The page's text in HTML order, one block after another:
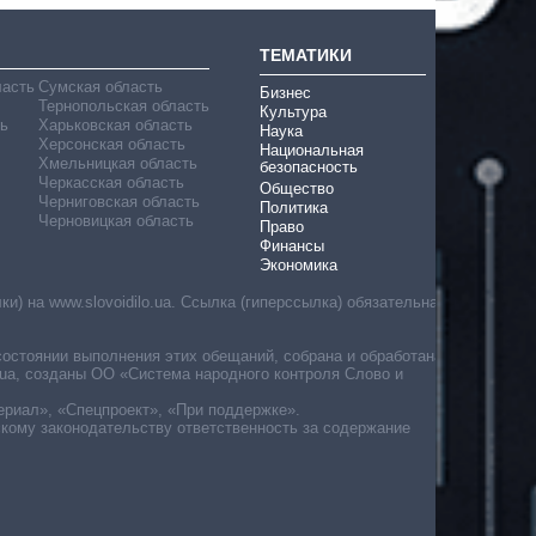
Сумская область
Тернопольская область
Харьковская область
Херсонская область
Хмельницкая область
Черкасская область
Черниговская область
Черновицкая область
ТЕМАТИКИ
Бизнес
Культура
Наука
Национальная
безопасность
Общество
Политика
Право
Финансы
Экономика
на www.slovoidilo.ua. Ссылка (гиперссылка) обязательна
выполнения этих обещаний, собрана и обработана
созданы ОО «Система народного контроля Слово и
«Спецпроект», «При поддержке».
законодательству ответственность за содержание